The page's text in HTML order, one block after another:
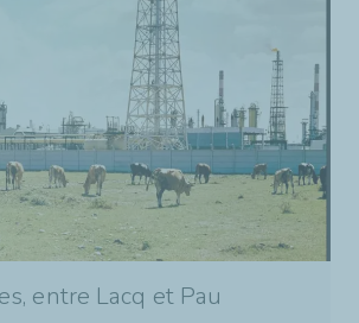
entre Lacq et Pau